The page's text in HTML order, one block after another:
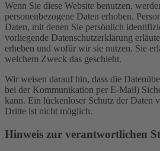
Wenn Sie diese Website benutzen,
personenbezogene Daten erhoben.
Daten, mit denen Sie persönlich
vorliegende Datenschutzerklärung
erheben und wofür wir sie nutzen. Sie
welchem Zweck das geschieht.
Wir weisen darauf hin, dass die
bei der Kommunikation per E-Mail)
kann. Ein lückenloser Schutz der Daten
Dritte ist nicht möglich.
Hinweis zur verantwortlichen